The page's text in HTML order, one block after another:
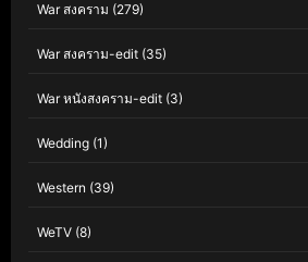
War สงคราม (279)
War สงคราม-edit (35)
War หนังสงคราม-edit (3)
Wedding (1)
Western (39)
WeTV (8)